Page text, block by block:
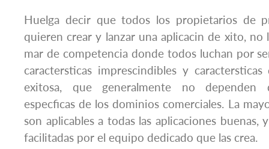
Huelga decir que todos los propietarios de
quieren crear y lanzar una aplicacin de xito, no
mar de competencia donde todos luchan por
caractersticas imprescindibles y
exitosa, que generalmente no dependen
especficas de los dominios comerciales. La
son aplicables a todas las aplicaciones buenas,
facilitadas por el equipo dedicado que las crea.